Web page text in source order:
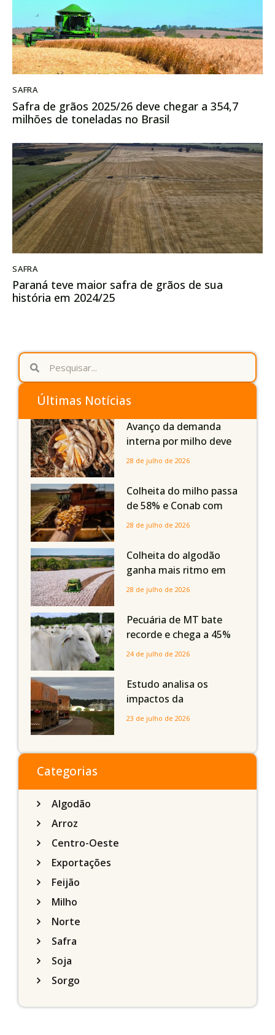
SAFRA
Safra de grãos 2025/26 deve chegar a 354,7
milhões de toneladas no Brasil
SAFRA
Paraná teve maior safra de grãos de sua
história em 2024/25
Últimas Notícias
Avanço da demanda
interna por milho deve
compensar aumento da
em Mato Grosso, aponta
Imea
28 de julho de 2026
Colheita do milho passa
de 58% e Conab com
boas produtividades em
quedas em Tocantins,
Maranhão e Piauí
28 de julho de 2026
Colheita do algodão
ganha mais ritmo em
Mato Grosso, Mato
Maranhão
28 de julho de 2026
Pecuária de MT bate
recorde e chega a 45%
dos bovinos abatidos
24 de julho de 2026
Estudo analisa os
impactos da
infraestrutura logística
do Sul
23 de julho de 2026
Categorias
Algodão
Arroz
Centro-Oeste
Exportações
Feijão
Milho
Norte
Safra
Soja
Sorgo